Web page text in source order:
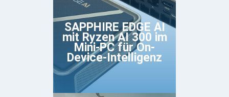
SAPPHIRE EDGE AI
mit Ryzen AI 300 im
Mini-PC für On-
Device-Intelligenz